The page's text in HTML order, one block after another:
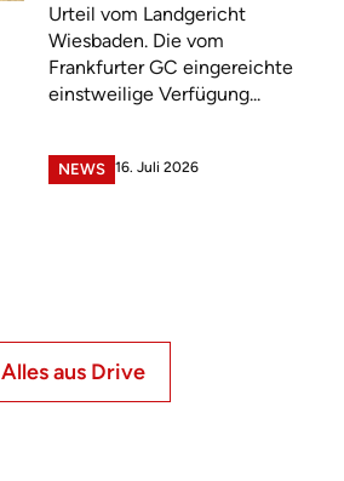
Urteil vom Landgericht
Wiesbaden. Die vom
Frankfurter GC eingereichte
einstweilige Verfügung...
NEWS 16. Juli 2026
Alles aus Drive